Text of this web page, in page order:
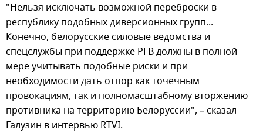
"Нельзя исключать возможной переброски в
республику подобных диверсионных групп...
Конечно, белорусские силовые ведомства и
спецслужбы при поддержке РГВ должны в полной
мере учитывать подобные риски и при
необходимости дать отпор как точечным
провокациям, так и полномасштабному вторжению
противника на территорию Белоруссии", – сказал
Галузин в интервью RTVI.